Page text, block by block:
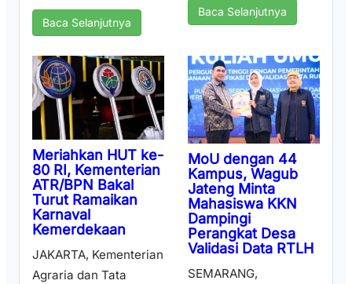
Baca Selanjutnya
Baca Selanjutnya
Meriahkan HUT ke-
80 RI, Kementerian
ATR/BPN Bakal
Turut Ramaikan
Karnaval
Kemerdekaan
JAKARTA, Kementerian
Agraria dan Tata
MoU dengan 44
Kampus, Wagub
Jateng Minta
Mahasiswa KKN
Dampingi
Perangkat Desa
Validasi Data RTLH
SEMARANG,